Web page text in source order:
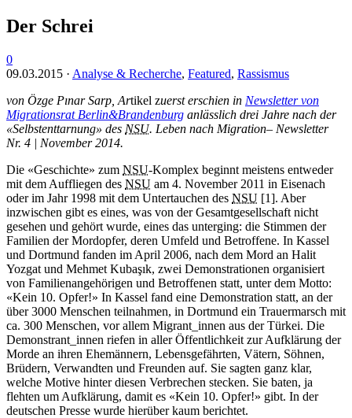
Der Schrei
0
09.03.2015 · Analyse & Recherche, Featured, Rassismus
von Özge Pınar Sarp, Artikel zuerst erschien in Newsletter von
Migrationsrat Berlin&Brandenburg anlässlich drei Jahre nach der
«Selbstenttarnung» des NSU. Leben nach Migration– Newsletter
Nr. 4 | November 2014.
Die «Geschichte» zum NSU-Komplex beginnt meistens entweder
mit dem Auffliegen des NSU am 4. November 2011 in Eisenach
oder im Jahr 1998 mit dem Untertauchen des NSU [1]. Aber
inzwischen gibt es eines, was von der Gesamtgesellschaft nicht
gesehen und gehört wurde, eines das unterging: die Stimmen der
Familien der Mordopfer, deren Umfeld und Betroffene. In Kassel
und Dortmund fanden im April 2006, nach dem Mord an Halit
Yozgat und Mehmet Kubaşık, zwei Demonstrationen organisiert
von Familienangehörigen und Betroffenen statt, unter dem Motto:
«Kein 10. Opfer!» In Kassel fand eine Demonstration statt, an der
über 3000 Menschen teilnahmen, in Dortmund ein Trauermarsch mit
ca. 300 Menschen, vor allem Migrant_innen aus der Türkei. Die
Demonstrant_innen riefen in aller Öffentlichkeit zur Aufklärung der
Morde an ihren Ehemännern, Lebensgefährten, Vätern, Söhnen,
Brüdern, Verwandten und Freunden auf. Sie sagten ganz klar,
welche Motive hinter diesen Verbrechen stecken. Sie baten, ja
flehten um Aufklärung, damit es «Kein 10. Opfer!» gibt. In der
deutschen Presse wurde hierüber kaum berichtet.